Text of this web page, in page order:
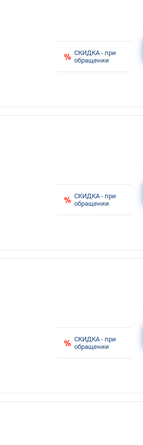
СКИДКА - при
обращении
СКИДКА - при
обращении
СКИДКА - при
обращении